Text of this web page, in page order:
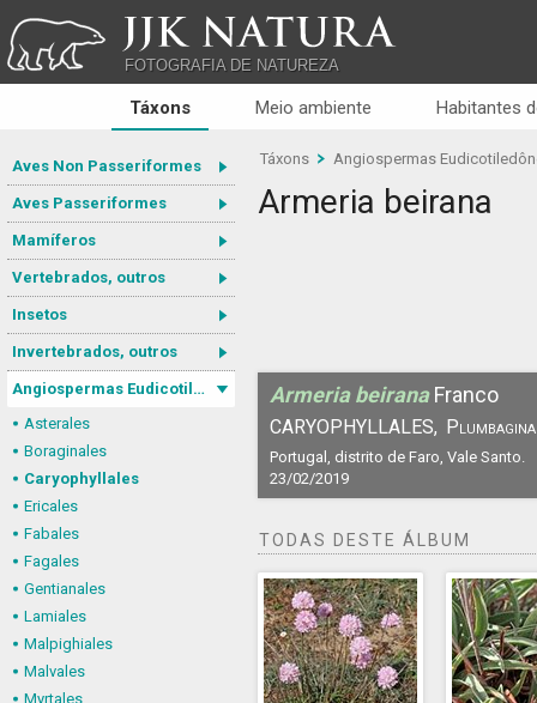
JJK NATURA
FOTOGRAFIA DE NATUREZA
Táxons Meio ambiente Habitantes
Aves Non Passeriformes
Aves Passeriformes
Mamíferos
Vertebrados, outros
Insetos
Invertebrados, outros
Angiospermas Eudicotiledôneas
Asterales
Boraginales
Caryophyllales
Ericales
Fabales
Fagales
Gentianales
Lamiales
Malpighiales
Malvales
Myrtales
Táxons Angiospermas
Armeria beirana
Armeria beirana Franco
CARYOPHYLLALES,
Portugal, distrito de Faro, Vale Santo.
23/02/2019
TODAS DESTE ÁLBUM